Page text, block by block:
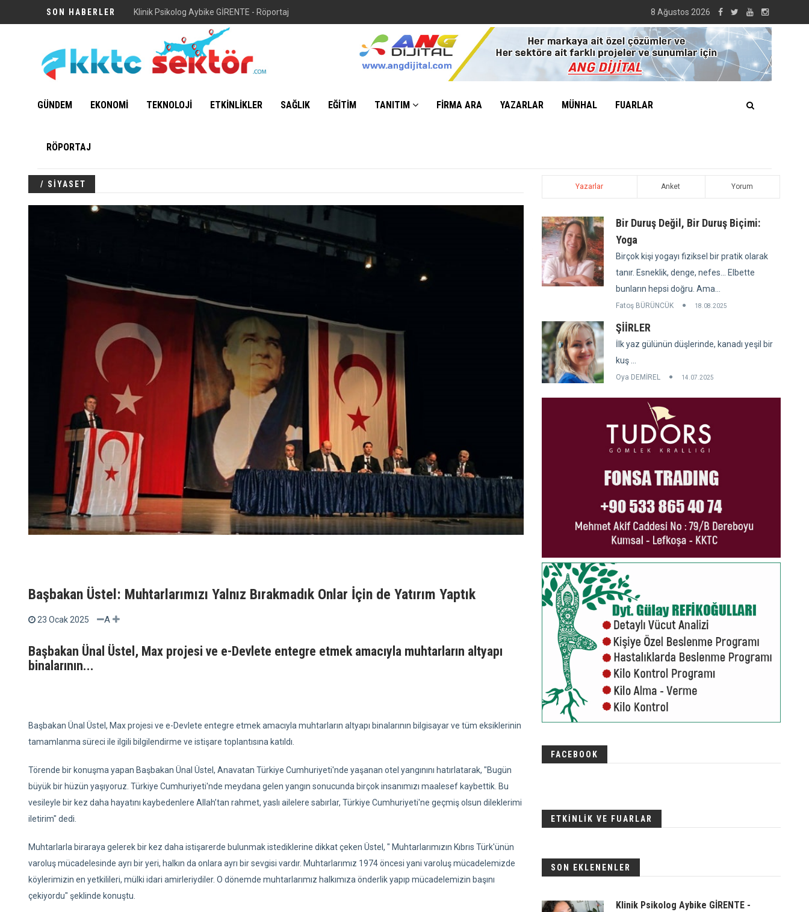
SON HABERLER Vuni Sarayı 8 Ağustos 2026
GÜNDEM EKONOMİ TEKNOLOJİ ETKİNLİKLER SAĞLIK EĞİTİM TANITIM FİRMA ARA YAZARLAR MÜNHAL FUARLAR
RÖPORTAJ
/ SİYASET
Başbakan Üstel: Muhtarlarımızı Yalnız Bırakmadık Onlar İçin de Yatırım Yaptık
23 Ocak 2025 A
Başbakan Ünal Üstel, Max projesi ve e-Devlete entegre etmek amacıyla muhtarların altyapı
binalarının...
Başbakan Ünal Üstel, Max projesi ve e-Devlete entegre etmek amacıyla muhtarların altyapı binalarının bilgisayar ve tüm eksiklerinin
tamamlanma süreci ile ilgili bilgilendirme ve istişare toplantısına katıldı.
Törende bir konuşma yapan Başbakan Ünal Üstel, Anavatan Türkiye Cumhuriyeti'nde yaşanan otel yangınını hatırlatarak, "Bugün
büyük bir hüzün yaşıyoruz. Türkiye Cumhuriyeti'nde meydana gelen yangın sonucunda birçok insanımızı maalesef kaybettik. Bu
vesileyle bir kez daha hayatını kaybedenlere Allah’tan rahmet, yaslı ailelere sabırlar, Türkiye Cumhuriyeti'ne geçmiş olsun dileklerimi
iletirim" dedi.
Muhtarlarla biraraya gelerek bir kez daha istişarerde bulunmak istediklerine dikkat çeken Üstel, " Muhtarlarımızın Kıbrıs Türk'ünün
varoluş mücadelesinde ayrı bir yeri, halkın da onlara ayrı bir sevgisi vardır. Muhtarlarımız 1974 öncesi yani varoluş mücadelemizde
köylerimizin en yetkilileri, mülki idari amirleriydiler. O dönemde muhtarlarımız halkımıza önderlik yapıp mücadelemizin başını
çekiyordu" şeklinde konuştu.
Yazarlar Anket Yorum
Bir Duruş Değil, Bir Duruş Biçimi:
Yoga
Birçok kişi yogayı fiziksel bir pratik olarak
tanır. Esneklik, denge, nefes... Elbette
bunların hepsi doğru. Ama...
Fatoş BÜRÜNCÜK 18.08.2025
ŞİİRLER
İlk yaz gülünün düşlerinde, kanadı yeşil bir
kuş ...
Oya DEMİREL 14.07.2025
FACEBOOK
ETKİNLİK VE FUARLAR
SON EKLENENLER
Klinik Psikolog Aybike GİRENTE -